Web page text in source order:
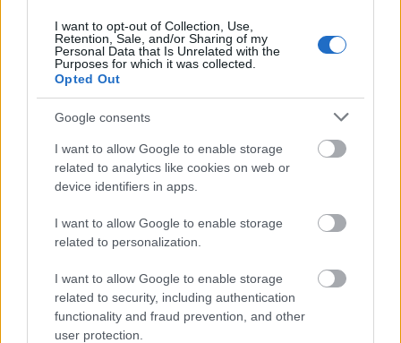
I want to opt-out of Collection, Use,
Retention, Sale, and/or Sharing of my
Personal Data that Is Unrelated with the
Purposes for which it was collected.
Opted Out
Google consents
I want to allow Google to enable storage
related to analytics like cookies on web or
device identifiers in apps.
I want to allow Google to enable storage
related to personalization.
I want to allow Google to enable storage
related to security, including authentication
functionality and fraud prevention, and other
user protection.
Słowacja
Ukraina
Asyż
leprechaun
magnificencja